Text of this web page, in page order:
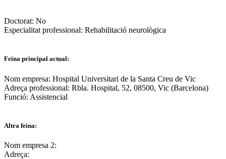
Doctorat: No
Especialitat professional: Rehabilitació neurològica
Feina principal actual:
Nom empresa: Hospital Universitari de la Santa Creu de Vic
Adreça professional: Rbla. Hospital, 52, 08500, Vic (Barcelona)
Funció: Assistencial
Altra feina:
Nom empresa 2:
Adreça: